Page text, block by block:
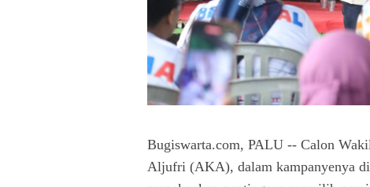
Bugiswarta.com, PALU -- Calon
Aljufri (AKA), dalam kampanyenya